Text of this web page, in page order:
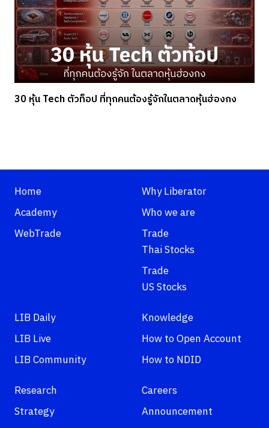
30 หุ้น Tech ตัวท็อป ที่ทุกคนต้องรู้จักในตลาดหุ้นฮ่องกง
Home
Academy
WebTrade
Why Liberator
Who we are
Trade
Thai Stocks
Trade
US Stocks
LIB Daily
LIB Live
LIB Community
Knowledge
How to Open Account
How to NDID
Research
Strategy
Careers
Announcement